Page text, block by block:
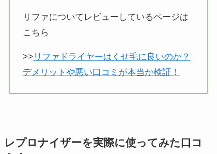
リファについてレビューしているページは
こちら
>> リファドライヤーはくせ毛に良いのか？
デメリットや悪い口コミが本当か検証！
レプロナイザーを実際に使ってみた口コ